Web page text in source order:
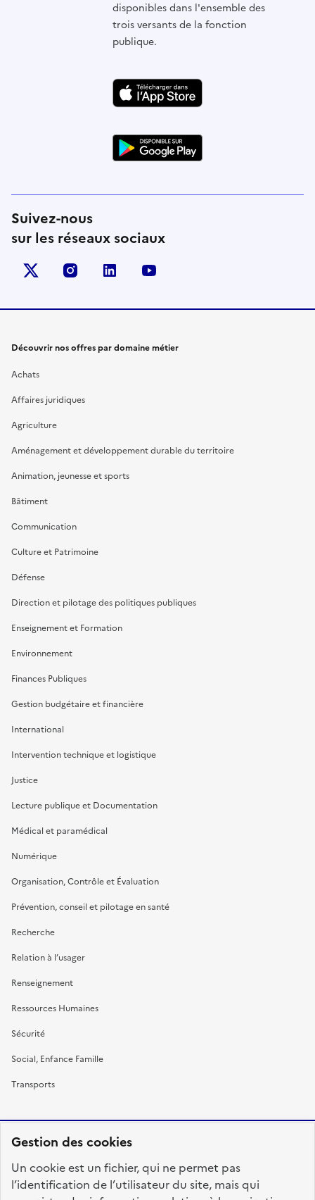
Gestion des cookies
Un cookie est un fichier, qui ne permet pas
l’identification de l’utilisateur du site, mais qui
disponibles dans l'ensemble des
trois versants de la fonction
publique.
Suivez-nous
sur les réseaux sociaux
X (anciennement Twitter)
instagramlinkedin
Découvrir nos offres par domaine métier
Achats
Affaires juridiques
Agriculture
Aménagement et développement durable du territoire
Animation, jeunesse et sports
Bâtiment
Communication
Culture et Patrimoine
Défense
Direction et pilotage des politiques publiques
Enseignement et Formation
Environnement
Finances Publiques
Gestion budgétaire et financière
International
Intervention technique et logistique
Justice
Lecture publique et Documentation
Médical et paramédical
Numérique
Organisation, Contrôle et Évaluation
Prévention, conseil et pilotage en santé
Recherche
Relation à l’usager
Renseignement
Ressources Humaines
Sécurité
Social, Enfance Famille
Transports
FRANÇAISE